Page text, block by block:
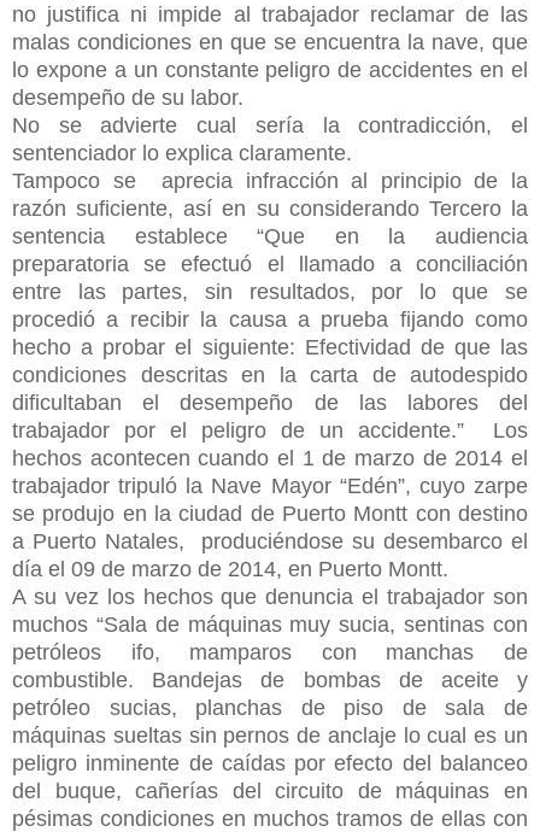
no justifica ni impide al trabajador reclamar de las
malas condiciones en que se encuentra la nave, que
lo expone a un constante peligro de accidentes en el
desempeño de su labor.
No se advierte cual sería la contradicción, el
sentenciador lo explica claramente.
Tampoco se aprecia infracción al principio de la
razón suficiente, así en su considerando Tercero la
sentencia establece “Que en la audiencia
preparatoria se efectuó el llamado a conciliación
entre las partes, sin resultados, por lo que se
procedió a recibir la causa a prueba fijando como
hecho a probar el siguiente: Efectividad de que las
condiciones descritas en la carta de autodespido
dificultaban el desempeño de las labores del
trabajador por el peligro de un accidente.” Los
hechos acontecen cuando el 1 de marzo de 2014 el
trabajador tripuló la Nave Mayor “Edén”, cuyo zarpe
se produjo en la ciudad de Puerto Montt con destino
a Puerto Natales, produciéndose su desembarco el
día el 09 de marzo de 2014, en Puerto Montt.
A su vez los hechos que denuncia el trabajador son
muchos “Sala de máquinas muy sucia, sentinas con
petróleos ifo, mamparos con manchas de
combustible. Bandejas de bombas de aceite y
petróleo sucias, planchas de piso de sala de
máquinas sueltas sin pernos de anclaje lo cual es un
peligro inminente de caídas por efecto del balanceo
del buque, cañerías del circuito de máquinas en
pésimas condiciones en muchos tramos de ellas con